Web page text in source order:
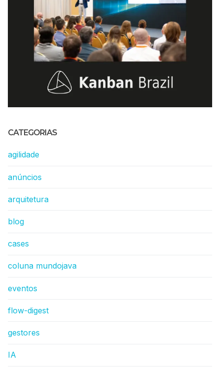
CATEGORIAS
agilidade
anúncios
arquitetura
blog
cases
coluna mundojava
eventos
flow-digest
gestores
IA